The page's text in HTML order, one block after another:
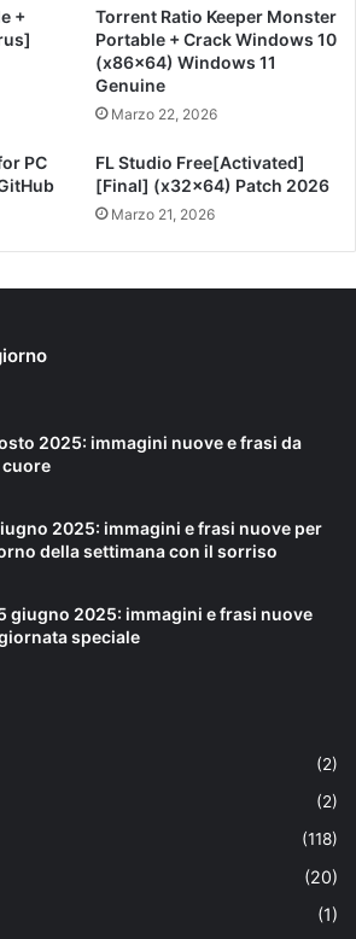
+
Torrent Ratio Keeper Monster
Portable + Crack Windows 10
(x86x64) Windows 11
Genuine
Marzo 22, 2026
PC
FL Studio Free[Activated]
[Final] (x32x64) Patch 2026
Marzo 21, 2026
2025: immagini nuove e frasi da
2025: immagini e frasi nuove per
della settimana con il sorriso
giugno 2025: immagini e frasi nuove
speciale
(2)
(2)
(118)
(20)
(1)